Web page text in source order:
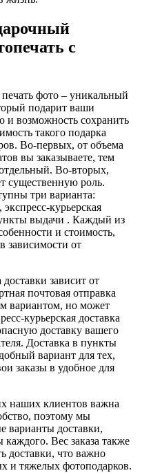
с
фото – уникальный
подарит ваши
и возможность сохранить
такого подарка
Во-первых, от объема
вы заказываете, тем
Во-вторых,
существенную роль.
три варианта:
курьерская
выдачи . Каждый из
и стоимость,
зависимости от
зависит от
почтовая отправка
вариантом, но может
курьерская доставка
доставку вашего
Доставка в пункты
вариант для тех,
заказы в удобное для
наших клиентов важна
поэтому мы
варианты доставки,
каждого. Вес заказа также
доставки, что важно
и тяжелых фотоподарков.